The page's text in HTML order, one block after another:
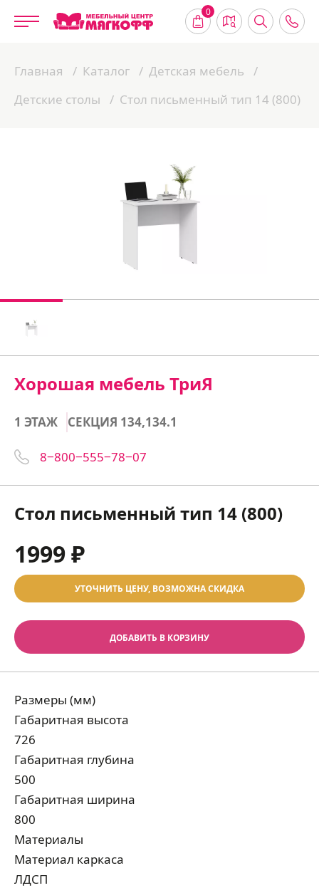
0
Главная Каталог
Детская мебель
Детские столы
Стол письменный тип 14 (800)
Хорошая мебель ТриЯ
1 ЭТАЖ СЕКЦИЯ 134,134.1
8‒800‒555‒78‒07
Стол письменный тип 14 (800)
1999 ₽
УТОЧНИТЬ ЦЕНУ, ВОЗМОЖНА СКИДКА
ДОБАВИТЬ В КОРЗИНУ
Размеры (мм)
Габаритная высота
726
Габаритная глубина
500
Габаритная ширина
800
Материалы
Материал каркаса
ЛДСП